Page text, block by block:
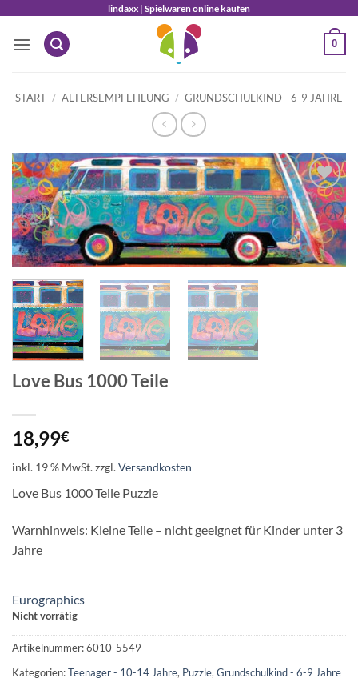
springen
lindaxx | Spielwaren online kaufen
0
START / ALTERSEMPFEHLUNG / GRUNDSCHULKIND - 6-9 JAHRE
Auf die
Wunschliste
Love Bus 1000 Teile
18,99€
inkl. 19 % MwSt.zzgl.Versandkosten
Love Bus 1000 Teile Puzzle
Warnhinweis: Kleine Teile – nicht geeignet für Kinder unter 3
Jahre
Eurographics
Nicht vorrätig
Artikelnummer:6010-5549
Kategorien:Teenager - 10-14 Jahre, Puzzle, Grundschulkind - 6-9 Jahre